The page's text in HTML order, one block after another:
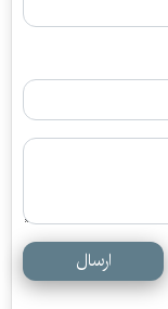
ارسال